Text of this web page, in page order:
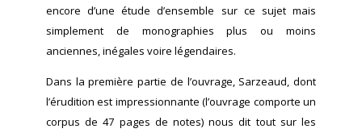
encore d’une étude d’ensemble sur ce sujet mais
simplement de monographies plus ou moins
anciennes, inégales voire légendaires.
Dans la première partie de l’ouvrage, Sarzeaud, dont
l’érudition est impressionnante (l’ouvrage comporte un
corpus de 47 pages de notes) nous dit tout sur les